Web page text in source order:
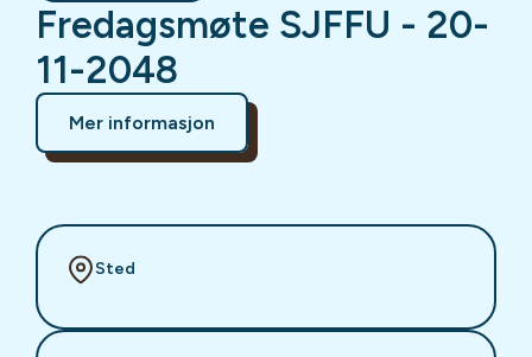
Fredagsmøte SJFFU - 20-
11-2048
Mer informasjon
Sted